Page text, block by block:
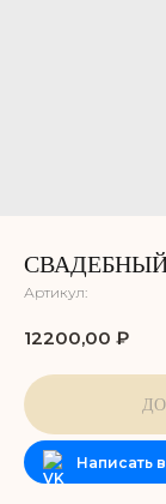
Артикул:
12200,00 ₽
Написать